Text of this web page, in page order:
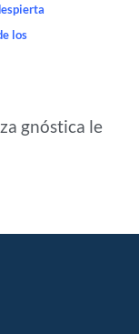
los
gnóstica le